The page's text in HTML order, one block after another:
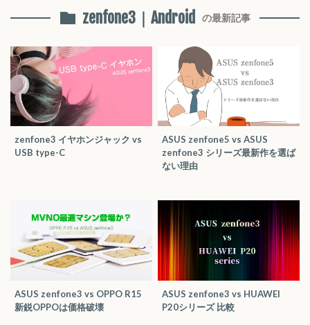
zenfone3｜Android の最新記事
zenfone3 イヤホンジャック vs
USB type-C
ASUS zenfone5 vs ASUS
zenfone3 シリーズ最新作を選ば
ない理由
ASUS zenfone3 vs OPPO R15
新鋭OPPOは価格破壊
ASUS zenfone3 vs HUAWEI
P20シリーズ 比較